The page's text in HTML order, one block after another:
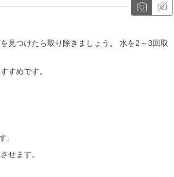
見つけたら取り除きましょう。 水を2～3回取
すめです。
。
せます。